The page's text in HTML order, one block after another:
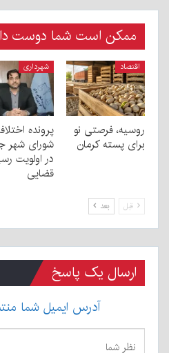
ممکن است شما دوست
اقتصاد
روسیه، فرصتی نو
برای پسته کرمان
شهرداری
پرونده
شورای شهر
در اولویت
قضایی
قبل بعد
ارسال یک پاسخ
آدرس ایمیل شما